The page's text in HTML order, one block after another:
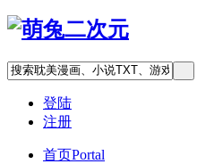
登陆
注册
首页Portal